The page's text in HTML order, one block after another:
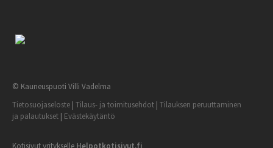
© Kauneuspuoti Villi Vadelma
Tietosuojaseloste | Tilaus- ja toimitusehdot | Tilauksen peruuttaminen
ja palautukset | Evästekäytäntö